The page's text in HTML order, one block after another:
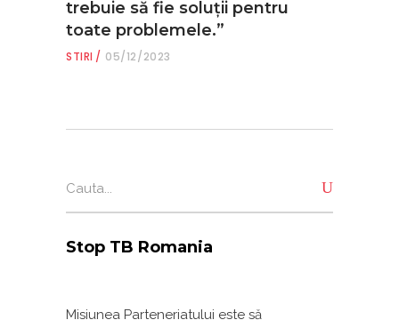
trebuie să fie soluții pentru
toate problemele.”
STIRI 05/12/2023
for:
Stop TB Romania
Misiunea Parteneriatului este să